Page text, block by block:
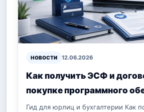
НОВОСТИ 12.06.2026
Как получить ЭСФ и
покупке программного
Гид для юрлиц и бухгалтерии Как